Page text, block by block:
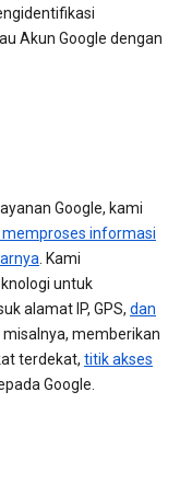
Akun Google dengan
Google, kami
informasi
. Kami
untuk
alamat IP, GPS, dan
memberikan
terdekat, titik akses
Google.